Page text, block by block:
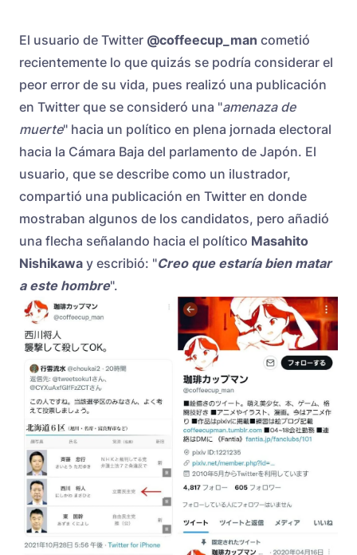
El usuario de Twitter @coffeecup_man cometió
recientemente lo que quizás se podría considerar el
peor error de su vida, pues realizó una publicación
en Twitter que se consideró una "amenaza de
muerte" hacia un político en plena jornada electoral
hacia la Cámara Baja del parlamento de Japón. El
usuario, que se describe como un ilustrador,
compartió una publicación en Twitter en donde
mostraban algunos de los candidatos, pero añadió
una flecha señalando hacia el político Masahito
Nishikawa y escribió: "Creo que estaría bien matar
a este hombre".